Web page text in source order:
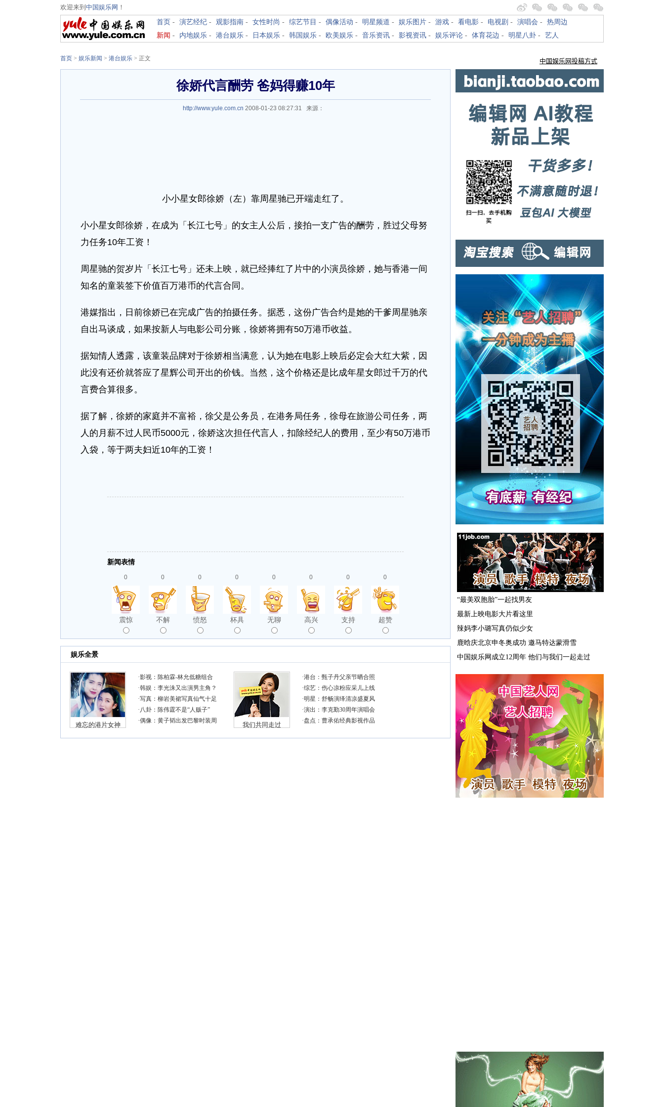
欢迎来到 中国娱乐网 ！
首页 - 演艺经纪 - 观影指南 - 女性时尚 - 综艺节目 - 偶像活动 - 明星频道 - 娱乐图片 - 游戏 - 看电影 - 电视剧 - 演唱会 - 热周边
新闻 - 内地娱乐 - 港台娱乐 - 日本娱乐 - 韩国娱乐 - 欧美娱乐 - 音乐资讯 - 影视资讯 - 娱乐评论 - 体育花边 - 明星八卦 - 艺人
首页 > 娱乐新闻 > 港台娱乐 > 正文
徐娇代言酬劳 爸妈得赚10年
http://www.yule.com.cn 2008-01-23 08:27:31 来源：
小小星女郎徐娇（左）靠周星驰已开端走红了。
小小星女郎徐娇，在成为「长江七号」的女主人公后，接拍一支广告的酬劳，胜过父母努
力任务10年工资！
周星驰的贺岁片「长江七号」还未上映，就已经捧红了片中的小演员徐娇，她与香港一间
知名的童装签下价值百万港币的代言合同。
港媒指出，日前徐娇已在完成广告的拍摄任务。据悉，这份广告合约是她的干爹周星驰亲
自出马谈成，如果按新人与电影公司分账，徐娇将拥有50万港币收益。
据知情人透露，该童装品牌对于徐娇相当满意，认为她在电影上映后必定会大红大紫，因
此没有还价就答应了星辉公司开出的价钱。当然，这个价格还是比成年星女郎过千万的代
言费合算很多。
据了解，徐娇的家庭并不富裕，徐父是公务员，在港务局任务，徐母在旅游公司任务，两
人的月薪不过人民币5000元，徐娇这次担任代言人，扣除经纪人的费用，至少有50万港币
入袋，等于两夫妇近10年的工资！
新闻表情
0
震惊
0
不解
0
愤怒
0
杯具
0
无聊
0
高兴
0
支持
0
超赞